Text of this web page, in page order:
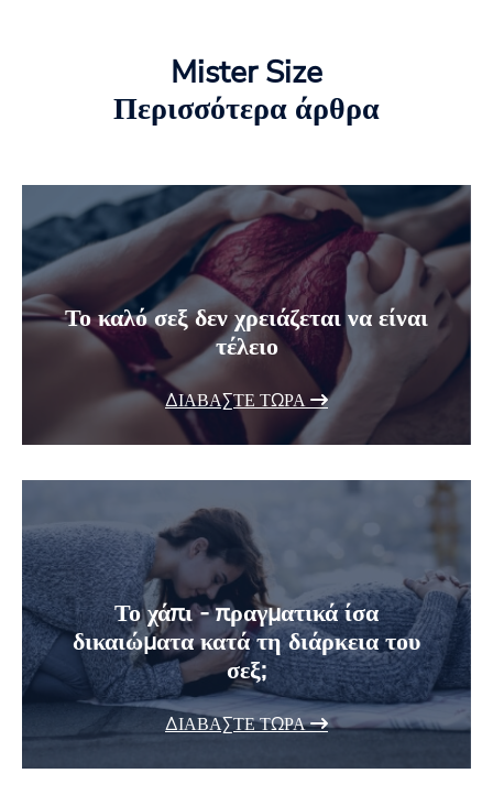
Mister Size
Περισσότερα άρθρα
Το καλό σεξ δεν χρειάζεται να είναι
τέλειο
ΔΙΑΒΆΣΤΕ ΤΏΡΑ
Το χάπι - πραγματικά ίσα
δικαιώματα κατά τη διάρκεια του
σεξ;
ΔΙΑΒΆΣΤΕ ΤΏΡΑ